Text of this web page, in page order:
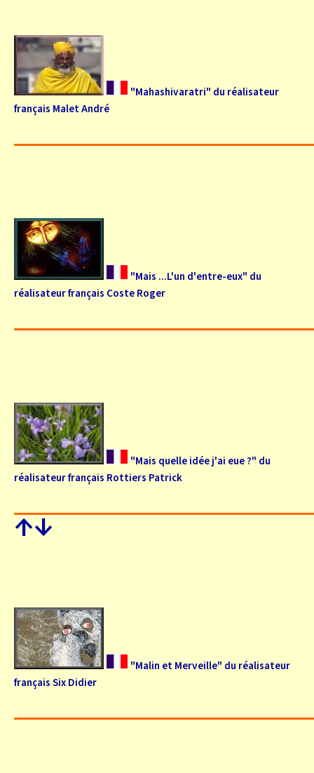
"Mahashivaratri" du réalisateur
français Malet André
"Mais ...L'un d'entre-eux" du
réalisateur français Coste Roger
"Mais quelle idée j'ai eue ?" du
réalisateur français Rottiers Patrick
↑↓
"Malin et Merveille" du réalisateur
français Six Didier